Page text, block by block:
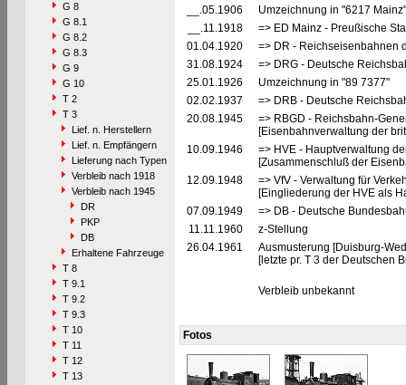
G 8
G 8.1
G 8.2
G 8.3
G 9
G 10
T 2
T 3
Lief. n. Herstellern
Lief. n. Empfängern
Lieferung nach Typen
Verbleib nach 1918
Verbleib nach 1945
DR
PKP
DB
Erhaltene Fahrzeuge
T 8
T 9.1
T 9.2
T 9.3
T 10
T 11
T 12
T 13
__.05.1906
Umzeichnung in "6217
__.11.1918
=> ED Mainz - Preußische
01.04.1920
=> DR - Reichseisenbahnen
31.08.1924
=> DRG - Deutsche
25.01.1926
Umzeichnung in "89 7377"
02.02.1937
=> DRB - Deutsche
20.08.1945
=> RBGD - Reichsbahn-
[Eisenbahnverwaltung der
10.09.1946
=> HVE - Hauptverwaltung
[Zusammenschluß der
12.09.1948
=> VfV - Verwaltung für
[Eingliederung der HVE als
07.09.1949
=> DB - Deutsche
11.11.1960
z-Stellung
26.04.1961
Ausmusterung [Duisburg-
[letzte pr. T 3 der Deutschen
Verbleib unbekannt
Fotos